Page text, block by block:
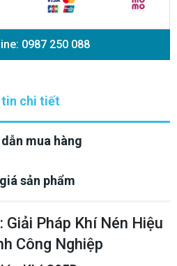
0987 250 088
chi tiết
mua hàng
sản phẩm
Giải Pháp Khí Nén Hiệu
Công Nghiệp